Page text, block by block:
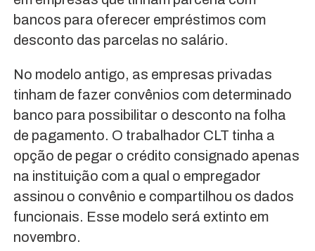
bancos para oferecer empréstimos com
desconto das parcelas no salário.
No modelo antigo, as empresas privadas
tinham de fazer convênios com determinado
banco para possibilitar o desconto na folha
de pagamento. O trabalhador CLT tinha a
opção de pegar o crédito consignado apenas
na instituição com a qual o empregador
assinou o convênio e compartilhou os dados
funcionais. Esse modelo será extinto em
novembro.